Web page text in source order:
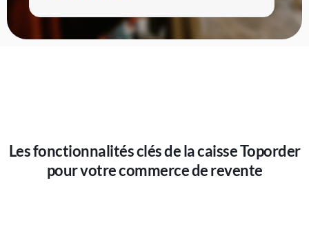
Les fonctionnalités clés de la caisse Toporder
pour votre commerce de revente